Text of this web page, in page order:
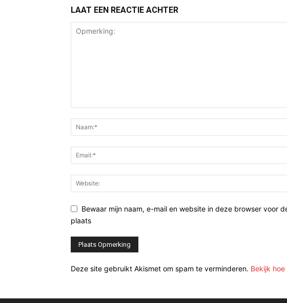
LAAT EEN REACTIE ACHTER
Bewaar mijn naam, e-mail en website in deze browser voor
plaats
Deze site gebruikt Akismet om spam te verminderen. Bekijk